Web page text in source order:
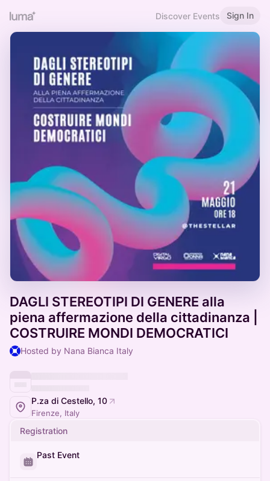
Discover Events Sign In
DAGLI STEREOTIPI DI GENERE alla
piena affermazione della cittadinanza |
COSTRUIRE MONDI DEMOCRATICI
Hosted by Nana Bianca Italy
P.za di Cestello, 10
Firenze, Italy
Registration
Past Event